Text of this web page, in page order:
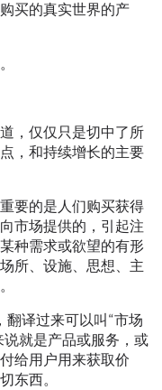
买的真实世界的产
，仅仅只是切中了所
，和持续增长的主要
要的是人们购买获得
市场提供的，引起注
种需求或欲望的有形
所、设施、思想、主
译过来可以叫“市场
就是产品或服务，或
给用户用来获取价
东西。